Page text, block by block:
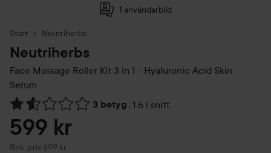
1 användarbild
Start Neutriherbs
Neutriherbs
Face Massage Roller Kit 3 in 1 - Hyaluronic Acid Skin
Serum
3 betyg , 1.6 i snitt
Hoppa till Betyg & kommentarer
599 kr
Rek. pris 699 kr
Rekommenderat pris 699 kr